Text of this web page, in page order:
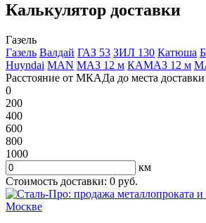
Калькулятор доставки
Газель
Газель Валдай ГАЗ 53 ЗИЛ 130 Катюша
Huyndai MAN МАЗ 12 м КАМАЗ 12 м
Расстояние от МКАДа до места доставки
0
200
400
600
800
1000
км
Стоимость доставки: 0 руб.